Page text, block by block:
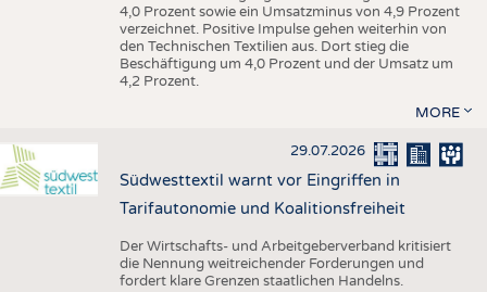
4,0 Prozent sowie ein Umsatzminus von 4,9 Prozent
verzeichnet. Positive Impulse gehen weiterhin von
den Technischen Textilien aus. Dort stieg die
Beschäftigung um 4,0 Prozent und der Umsatz um
4,2 Prozent.
MORE
29.07.2026
Südwesttextil warnt vor Eingriffen in
Tarifautonomie und Koalitionsfreiheit
Der Wirtschafts- und Arbeitgeberverband kritisiert
die Nennung weitreichender Forderungen und
fordert klare Grenzen staatlichen Handelns.